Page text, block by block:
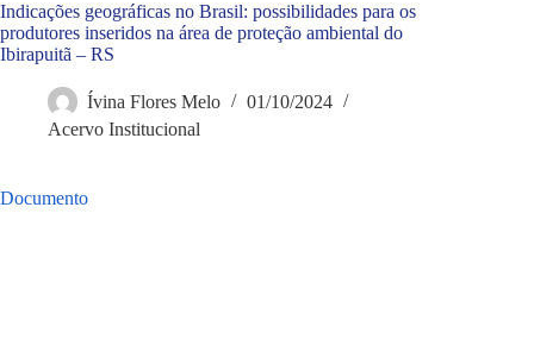
Indicações geográficas no Brasil: possibilidades para os
produtores inseridos na área de proteção ambiental do
Ibirapuitã – RS
Ívina Flores Melo
01/10/2024
Acervo Institucional
Documento